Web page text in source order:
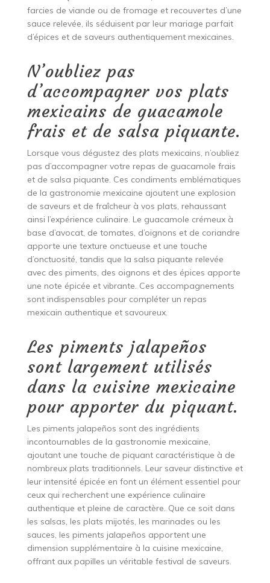
farcies de viande ou de fromage et recouvertes d’une
sauce relevée, ils séduisent par leur mariage parfait
d’épices et de saveurs authentiquement mexicaines.
N’oubliez pas
d’accompagner vos plats
mexicains de guacamole
frais et de salsa piquante.
Lorsque vous dégustez des plats mexicains, n’oubliez
pas d’accompagner votre repas de guacamole frais
et de salsa piquante. Ces condiments emblématiques
de la gastronomie mexicaine ajoutent une explosion
de saveurs et de fraîcheur à vos plats, rehaussant
ainsi l’expérience culinaire. Le guacamole crémeux à
base d’avocat, de tomates, d’oignons et de coriandre
apporte une texture onctueuse et une touche
d’onctuosité, tandis que la salsa piquante relevée
avec des piments, des oignons et des épices apporte
une note épicée et vibrante. Ces accompagnements
sont indispensables pour compléter un repas
mexicain authentique et savoureux.
Les piments jalapeños
sont largement utilisés
dans la cuisine mexicaine
pour apporter du piquant.
Les piments jalapeños sont des ingrédients
incontournables de la gastronomie mexicaine,
ajoutant une touche de piquant caractéristique à de
nombreux plats traditionnels. Leur saveur distinctive et
leur intensité épicée en font un élément essentiel pour
ceux qui recherchent une expérience culinaire
authentique et pleine de caractère. Que ce soit dans
les salsas, les plats mijotés, les marinades ou les
sauces, les piments jalapeños apportent une
dimension supplémentaire à la cuisine mexicaine,
offrant aux papilles un véritable festival de saveurs.